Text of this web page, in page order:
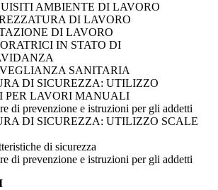
AMBIENTE DI LAVORO
DI LAVORO
DI LAVORO
IN STATO DI
SANITARIA
DI SICUREZZA: UTILIZZO
PER LAVORI MANUALI
di prevenzione e istruzioni per gli addetti
DI SICUREZZA: UTILIZZO SCALE
di sicurezza
di prevenzione e istruzioni per gli addetti